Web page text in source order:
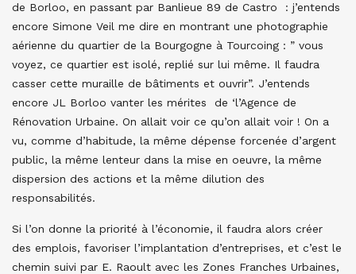
de Borloo, en passant par Banlieue 89 de Castro : j’entends
encore Simone Veil me dire en montrant une photographie
aérienne du quartier de la Bourgogne à Tourcoing : ” vous
voyez, ce quartier est isolé, replié sur lui même. Il faudra
casser cette muraille de bâtiments et ouvrir”. J’entends
encore JL Borloo vanter les mérites de ‘l’Agence de
Rénovation Urbaine. On allait voir ce qu’on allait voir ! On a
vu, comme d’habitude, la même dépense forcenée d’argent
public, la même lenteur dans la mise en oeuvre, la même
dispersion des actions et la même dilution des
responsabilités.
Si l’on donne la priorité à l’économie, il faudra alors créer
des emplois, favoriser l’implantation d’entreprises, et c’est le
chemin suivi par E. Raoult avec les Zones Franches Urbaines,